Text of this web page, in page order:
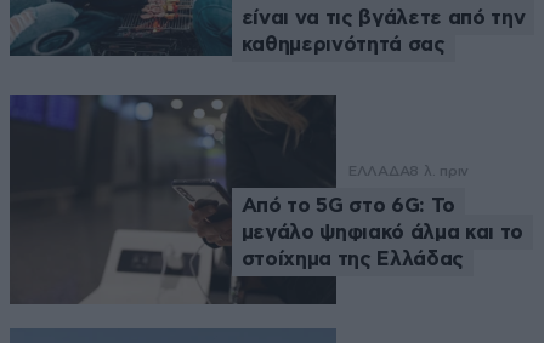
είναι να τις βγάλετε από την
καθημερινότητά σας
ΕΛΛΑΔΑ8 λ. πριν
Από το 5G στο 6G: Το
μεγάλο ψηφιακό άλμα και το
στοίχημα της Ελλάδας